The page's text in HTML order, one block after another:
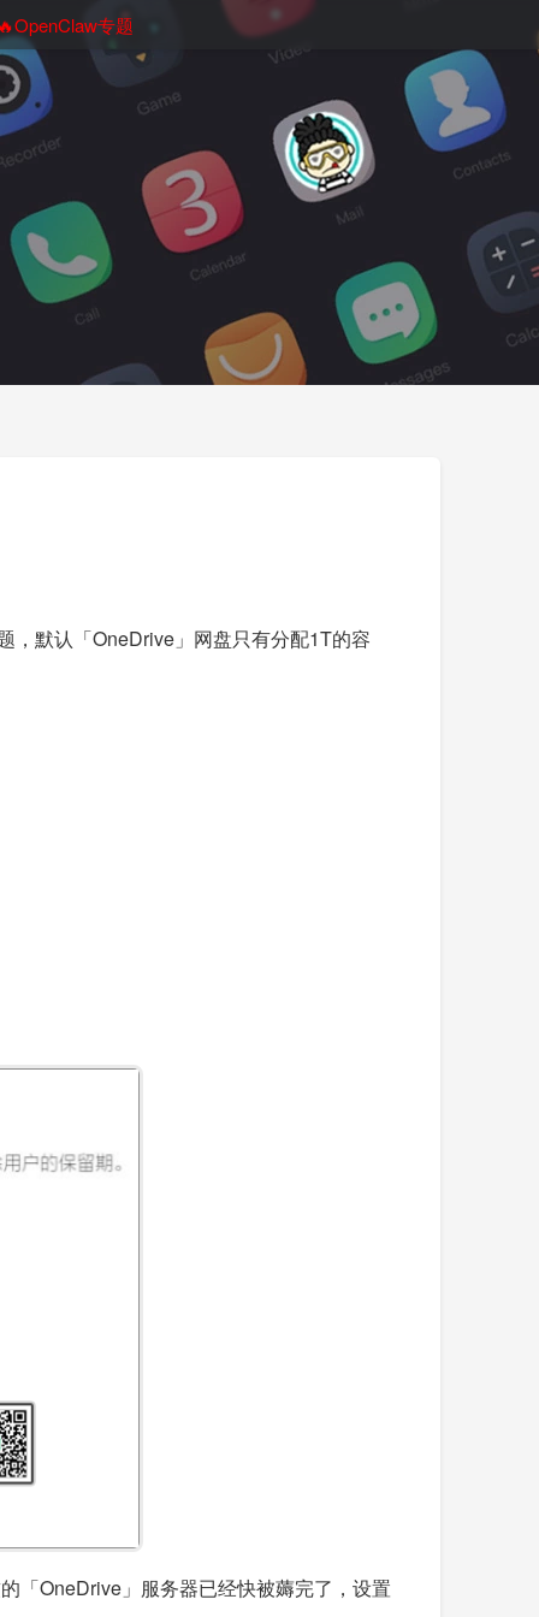
专题
，默认「OneDrive」网盘只有分配1T的容
「OneDrive」服务器已经快被薅完了，设置